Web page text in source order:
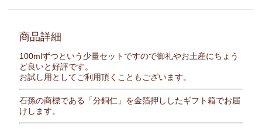
商品詳細
100mlずつという少量セットですので御礼やお土産にちょう
ど良いと好評です。
お試し用としてご利用頂くこともございます。
石孫の商標である「分銅仁」を金箔押ししたギフト箱でお届
けします。